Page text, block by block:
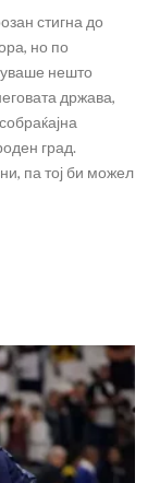
стигна до
но по
нешто
држава,
град.
па тој би можел